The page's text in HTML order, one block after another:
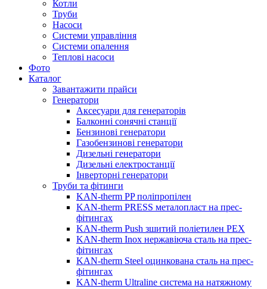
Котли
Труби
Насоси
Системи управління
Системи опалення
Теплові насоси
Фото
Каталог
Завантажити прайси
Генератори
Аксесуари для генераторів
Балконні сонячні станції
Бензинові генератори
Газобензинові генератори
Дизельні генератори
Дизельні електростанції
Інверторні генератори
Труби та фітинги
KAN-therm PP поліпропілен
KAN-therm PRESS металопласт на прес-
фітингах
KAN-therm Push зшитий поліетилен PEX
KAN-therm Inox нержавіюча сталь на прес-
фітингах
KAN-therm Steel оцинкована сталь на прес-
фітингах
KAN-therm Ultraline система на натяжному